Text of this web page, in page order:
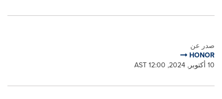
صدر عن
HONOR
10 أكتوبر, 2024, 12:00 AST